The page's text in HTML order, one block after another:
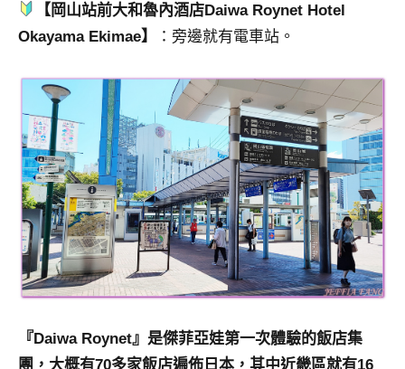
【岡山站前大和魯內酒店Daiwa Roynet Hotel
Okayama Ekimae】
：旁邊就有電車站。
『Daiwa Roynet』是傑菲亞娃第一次體驗的飯店集
團，大概有70多家飯店遍佈日本，其中近畿區就有16